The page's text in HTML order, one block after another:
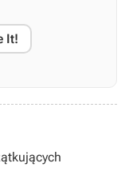
It!